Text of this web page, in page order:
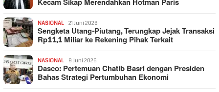
Kecam Sikap Merendahkan Hotman Paris
NASIONAL 21 Juni 2026
Sengketa Utang-Piutang, Terungkap Jejak Transaksi
Rp11,1 Miliar ke Rekening Pihak Terkait
NASIONAL 9 Juni 2026
Dasco: Pertemuan Chatib Basri dengan Presiden
Bahas Strategi Pertumbuhan Ekonomi